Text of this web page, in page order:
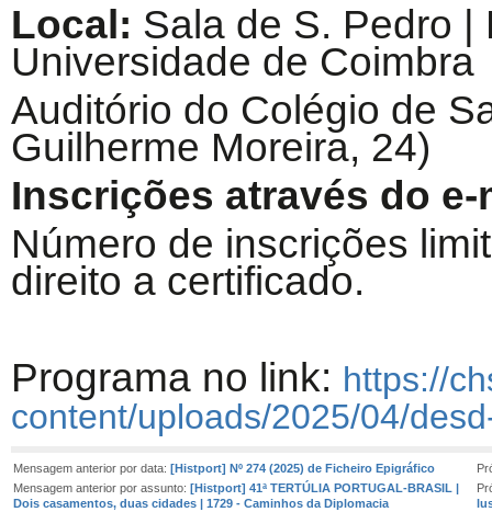
Local: Sala de S. Pedro |
Universidade de Coimbra
Auditório do Colégio de
Guilherme Moreira, 24)
Inscrições através do e-
Número de inscrições
direito a certificado.
Programa no link: https://
content/uploads/2025/04/
Mensagem anterior por data: [Histport] Nº 274 (2025) de Ficheiro Epigráfico
Mensagem anterior por assunto: [Histport] 41ª TERTÚLIA PORTUGAL-BRASIL |
Dois casamentos, duas cidades | 1729 - Caminhos da Diplomacia